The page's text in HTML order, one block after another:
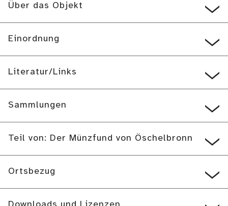
Über das Objekt
Einordnung
Literatur/Links
Sammlungen
Teil von: Der Münzfund von Öschelbronn
Ortsbezug